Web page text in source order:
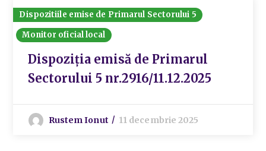
Dispozitiile emise de Primarul Sectorului 5
Monitor oficial local
Dispoziția emisă de Primarul
Sectorului 5 nr.2916/11.12.2025
Rustem Ionut 11 decembrie 2025